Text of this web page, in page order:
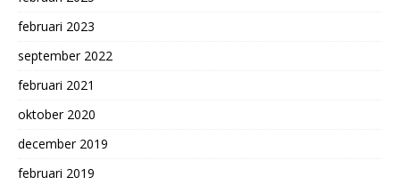
februari 2023
september 2022
februari 2021
oktober 2020
december 2019
februari 2019